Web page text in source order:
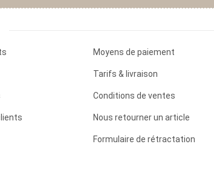
Moyens de paiement
Tarifs & livraison
Conditions de ventes
Nous retourner un article
Formulaire de rétractation